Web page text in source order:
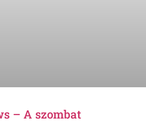
– A szombat